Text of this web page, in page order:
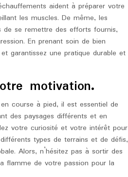
aident à préparer votre
les muscles. De même, les
se remettre des efforts fournis,
En prenant soin de bien
garantissez une pratique durable et
motivation.
course à pied, il est essentiel de
des paysages différents et en
votre curiosité et votre intérêt pour
types de terrains et de défis,
Alors, n’hésitez pas à sortir des
flamme de votre passion pour la